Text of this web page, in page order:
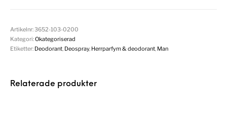
Artikelnr:3652-103-0200
Kategori:Okategoriserad
Etiketter: Deodorant Deospray, Herrparfym & deodorant Man
Relaterade produkter